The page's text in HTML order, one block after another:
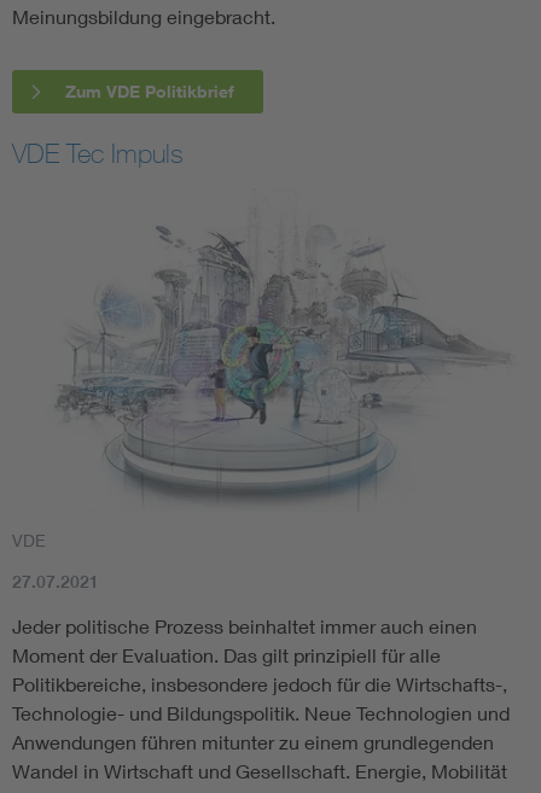
Meinungsbildung eingebracht.
Zum VDE Politikbrief
VDE Tec Impuls
VDE
27.07.2021
Jeder politische Prozess beinhaltet immer auch einen
Moment der Evaluation. Das gilt prinzipiell für alle
Politikbereiche, insbesondere jedoch für die Wirtschafts-,
Technologie- und Bildungspolitik. Neue Technologien und
Anwendungen führen mitunter zu einem grundlegenden
Wandel in Wirtschaft und Gesellschaft. Energie, Mobilität